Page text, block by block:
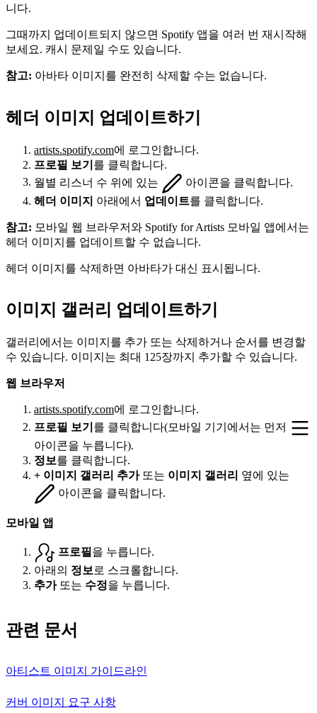
니다.
그때까지 업데이트되지 않으면 Spotify 앱을 여러 번 재시작해
보세요. 캐시 문제일 수도 있습니다.
참고: 아바타 이미지를 완전히 삭제할 수는 없습니다.
헤더 이미지 업데이트하기
artists.spotify.com에 로그인합니다.
프로필 보기 를 클릭합니다.
월별 리스너 수 위에 있는
아이콘을 클릭합니다.
헤더 이미지 아래에서 업데이트를 클릭합니다.
참고: 모바일 웹 브라우저와 Spotify for Artists 모바일 앱에서는
헤더 이미지를 업데이트할 수 없습니다.
헤더 이미지를 삭제하면 아바타가 대신 표시됩니다.
이미지 갤러리 업데이트하기
갤러리에서는 이미지를 추가 또는 삭제하거나 순서를 변경할
수 있습니다. 이미지는 최대 125장까지 추가할 수 있습니다.
웹 브라우저
artists.spotify.com에 로그인합니다.
프로필 보기 를 클릭합니다(모바일 기기에서는 먼저
아이콘을 누릅니다).
정보를 클릭합니다.
+ 이미지 갤러리 추가또는 이미지 갤러리 옆에 있는
아이콘을 클릭합니다.
모바일 앱
프로필 을 누릅니다.
아래의 정보로 스크롤합니다.
추가또는 수정을 누릅니다.
관련 문서
아티스트 이미지 가이드라인
커버 이미지 요구 사항